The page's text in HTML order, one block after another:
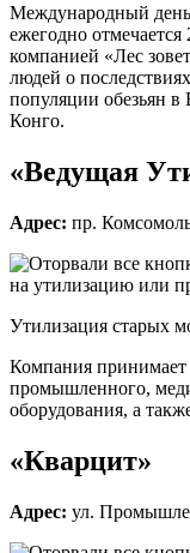
Международный
ежегодно
компанией «Лес
людей о
популяции обезьян
Конго.
«Ведущая
Адрес: пр.
Утилизация старых
Компания принимает
промышленного,
оборудования, а
«Кварцит»
Адрес: ул.